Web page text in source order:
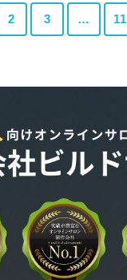
2 3 … 11